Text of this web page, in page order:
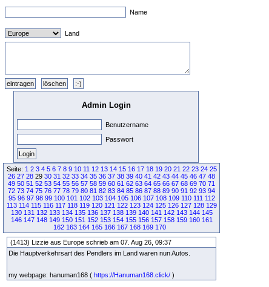
Name
Land
Admin Login
Benutzername
Passwort
Seite: 1 2 3 4 5 6 7 8 9 10 11 12 13 14 15 16 17 18 19 20 21 22 23 24 25
26 27 28 29 30 31 32 33 34 35 36 37 38 39 40 41 42 43 44 45 46 47 48
49 50 51 52 53 54 55 56 57 58 59 60 61 62 63 64 65 66 67 68 69 70 71
72 73 74 75 76 77 78 79 80 81 82 83 84 85 86 87 88 89 90 91 92 93 94
95 96 97 98 99 100 101 102 103 104 105 106 107 108 109 110 111 112
113 114 115 116 117 118 119 120 121 122 123 124 125 126 127 128 129
130 131 132 133 134 135 136 137 138 139 140 141 142 143 144 145
146 147 148 149 150 151 152 153 154 155 156 157 158 159 160 161
162 163 164 165 166 167 168 169 170
(1413) Lizzie aus Europe schrieb am 07. Aug 26, 09:37
Die Hauptverkehrsart des Pendlers im Land waren nun Autos.
my webpage: hanuman168 ( https://Hanuman168.click/ )